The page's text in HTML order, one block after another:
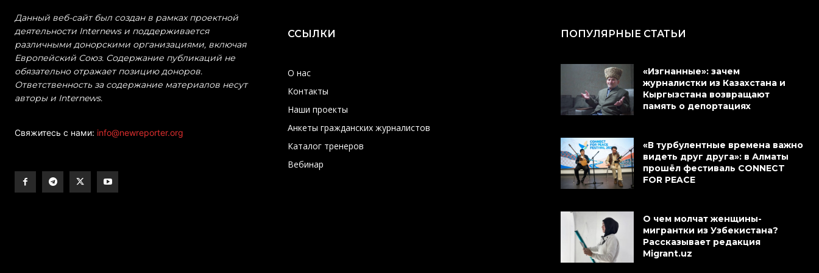
Данный веб-сайт был создан в рамках проектной
деятельности Internews и поддерживается
различными донорскими организациями, включая
Европейский Союз. Содержание публикаций не
обязательно отражает позицию доноров.
Ответственность за содержание материалов несут
авторы и Internews.
Свяжитесь с нами: info@newreporter.org
ССЫЛКИ
О нас
Контакты
Наши проекты
Анкеты гражданских журналистов
Каталог тренеров
Вебинар
ПОПУЛЯРНЫЕ СТАТЬИ
«Изгнанные»: зачем
журналистки из Казахстана и
Кыргызстана возвращают
память о депортациях
«В турбулентные времена важно
видеть друг друга»: в Алматы
прошёл фестиваль CONNECT
FOR PEACE
О чем молчат женщины-
мигрантки из Узбекистана?
Рассказывает редакция
Migrant.uz